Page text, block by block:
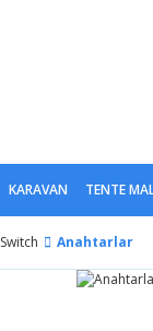
KARAVAN TENTE
Switch Anahtarlar